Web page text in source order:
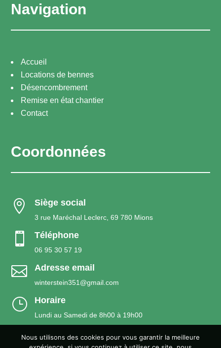
Navigation
Accueil
Locations de bennes
Désencombrement
Remise en état chantier
Contact
Coordonnées
 Siège social
3 rue Maréchal Leclerc, 69 780 Mions
 Téléphone
06 95 30 57 19
 Adresse email
winterstein351@gmail.com
} Horaire
Lundi au Samedi de 8h00 à 19h00
Nous utilisons des cookies pour vous garantir la meilleure